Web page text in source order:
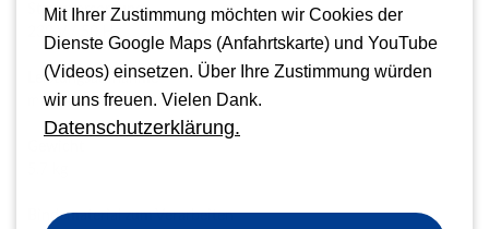
Stromversorgung
Leistungsaufnahme
max. 450 W
Bindematerial zum Verarbeiten
Mit Ihrer Zustimmung möchten wir Cookies der
Dienste Google Maps (Anfahrtskarte) und YouTube
(Videos) einsetzen. Über Ihre Zustimmung würden
wir uns freuen. Vielen Dank.
Datenschutzerklärung.